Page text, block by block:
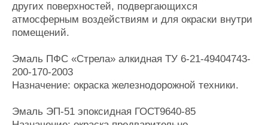
других поверхностей, подвергающихся
атмосферным воздействиям и для окраски внутри
помещений.
Эмаль ПФС «Стрела» алкидная ТУ 6-21-49404743-
200-170-2003
Назначение: окраска железнодорожной техники.
Эмаль ЭП-51 эпоксидная ГОСТ9640-85